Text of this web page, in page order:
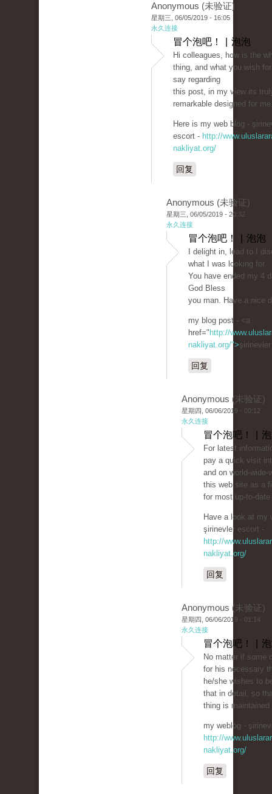
Anonymous (未验证)
星期三, 06/05/2019 - 16:05
永久连接
冒个泡吧！ | 泡泡
Hi colleagues, how is the
thing, and what you wish
say regarding
this post, in my view its
remarkable designed for
Here is my web blog -
escort - http://
nakliyat.org/
回复
Anonymous (未验证)
星期三, 06/05/2019 - 20:32
永久连接
冒个泡吧！ | 泡泡
I delight in, lead to I
what I was looking for.
You have ended my 4
God Bless
you man. Have a nice
my blog post - <a
href=" http://
nakliyat.org/">
回复
Anonymous (未验证)
星期四, 06/06/2019 - 00:12
永久连接
冒个泡吧！ |
For latest
pay a quick visit
and on world-wide-
this web site as a
for most up-to-
Have a look at my
şirinevler escort -
http://
nakliyat.org/
回复
Anonymous (未验证)
星期四, 06/06/2019 - 01:14
永久连接
冒个泡吧！ |
No matter if some
for his necessary
he/she wishes to
that in detail, so
thing is maintained
my weblog -
http://
nakliyat.org/
回复